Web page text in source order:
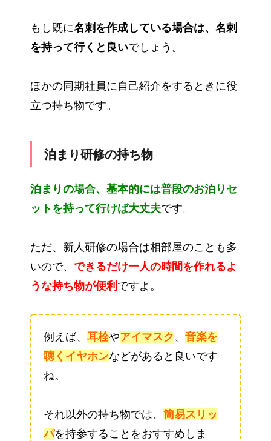
もし既に名刺を作成している場合は、名刺
を持って行くと良いでしょう。
ほかの同期社員に自己紹介をするときに役
立つ持ち物です。
泊まり研修の持ち物
泊まりの場合、基本的には普段のお泊りセ
ットを持って行けば大丈夫です。
ただ、新人研修の場合は相部屋のことも多
いので、 できるだけ一人の時間を作れるよ
うな持ち物が便利 ですよ。
例えば、 耳栓やアイマスク 、 音楽を
聴くイヤホンなどがあると良いです
ね。
それ以外の持ち物では、 簡易スリッ
パを持参することをおすすめしま